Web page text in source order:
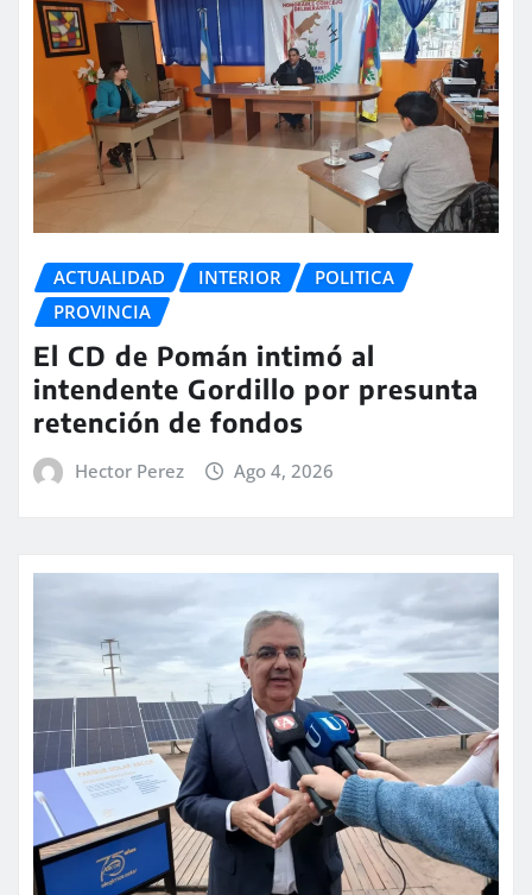
ACTUALIDAD INTERIOR
POLITICA
PROVINCIA
El CD de Pomán intimó al
intendente Gordillo por presunta
retención de fondos
Hector Perez Ago 4, 2026